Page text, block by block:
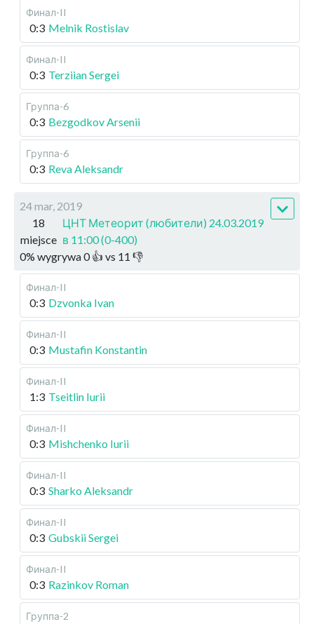
Финал-II
0:3 Melnik Rostislav
Финал-II
0:3 Terziian Sergei
Группа-6
0:3 Bezgodkov Arsenii
Группа-6
0:3 Reva Aleksandr
24 mar, 2019
18
miejsce
ЦНТ Метеорит (любители) 24.03.2019
в 11:00 (0-400)
0% wygrywa0👍 vs 11 👎
Финал-II
0:3 Dzvonka Ivan
Финал-II
0:3 Mustafin Konstantin
Финал-II
1:3 Tseitlin Iurii
Финал-II
0:3 Mishchenko Iurii
Финал-II
0:3 Sharko Aleksandr
Финал-II
0:3 Gubskii Sergei
Финал-II
0:3 Razinkov Roman
Группа-2